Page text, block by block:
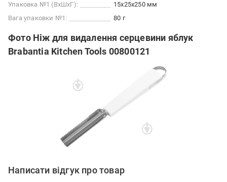
Упаковка №1 (ВхШхГ):
15x25x250 мм
Вага упаковки №1:
80 г
Фото Ніж для видалення серцевини яблук
Brabantia Kitchen Tools 00800121
Написати відгук про товар